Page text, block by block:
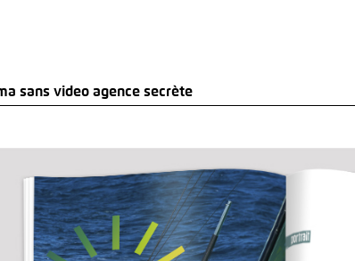
sans video agence secrète